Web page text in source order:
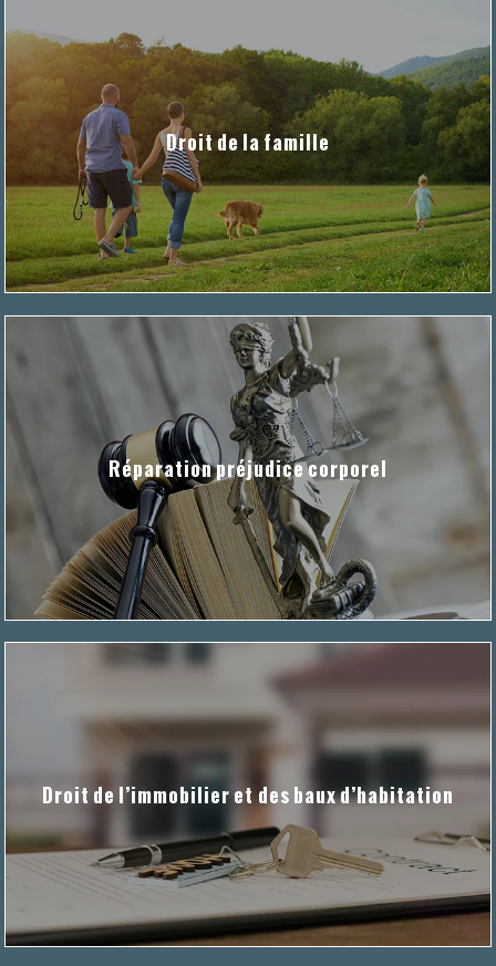
Droit de la famille
Réparation préjudice corporel
Droit de l’immobilier et des baux d’habitation